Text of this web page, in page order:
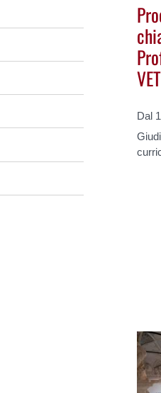
Dal